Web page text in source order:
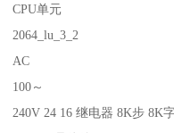
CPU单元
2064_lu_3_2
AC
100～
240V 24 16 继电器 8K步 8K